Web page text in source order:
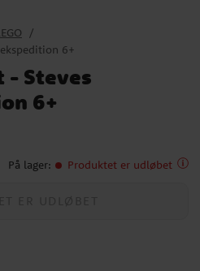
6+
- Steves
6+
På lager: Produktet er udløbet